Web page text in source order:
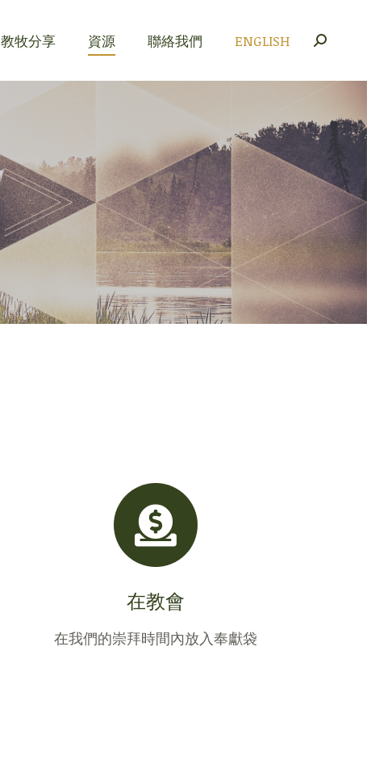
教牧分享 資源 聯絡我們 ENGLISH Search:
在教會
在我們的崇拜時間內放入奉獻袋
教牧分享 資源 聯絡我們 Search: